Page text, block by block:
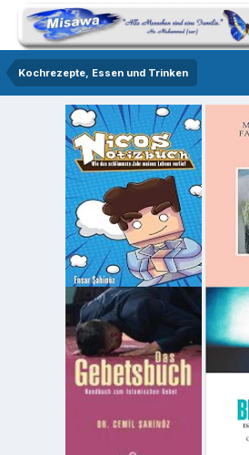
Kochrezepte, Essen und Trinken